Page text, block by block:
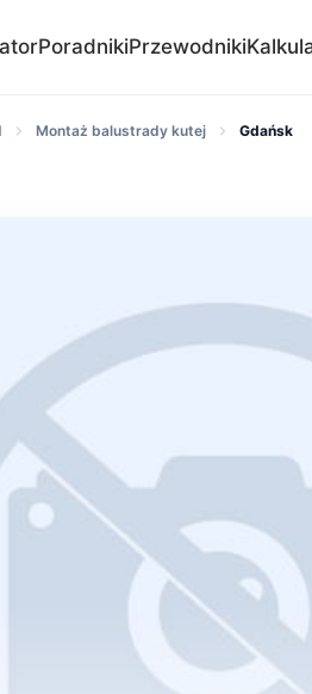
PoradnikiPrzewodniki
Montaż balustrady kutej Gdańsk